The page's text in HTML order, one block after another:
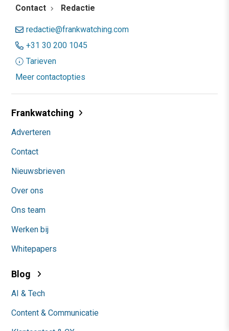
Contact Redactie
redactie@frankwatching.com
+31 30 200 1045
Tarieven
Meer contactopties
Frankwatching
Adverteren
Contact
Nieuwsbrieven
Over ons
Ons team
Werken bij
Whitepapers
Blog
AI & Tech
Content & Communicatie